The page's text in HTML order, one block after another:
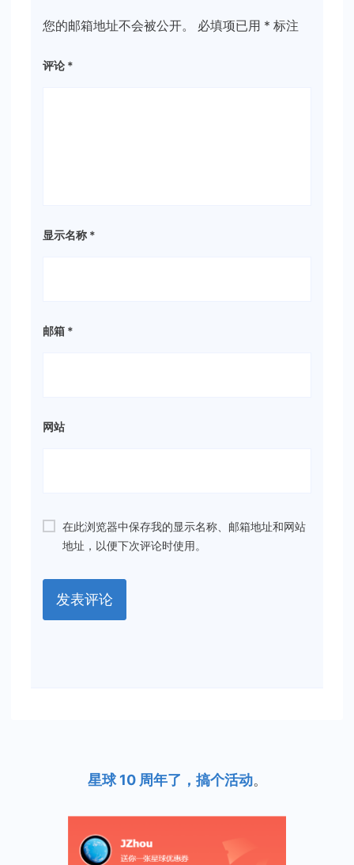
您的邮箱地址不会被公开。 必填项已用 * 标注
评论 *
显示名称 *
邮箱 *
网站
在此浏览器中保存我的显示名称、邮箱地址和网站
地址，以便下次评论时使用。
星球 10 周年了，搞个活动。